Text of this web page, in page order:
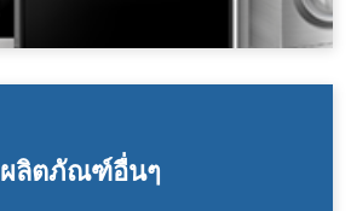
ผลิตภัณฑ์อื่นๆ